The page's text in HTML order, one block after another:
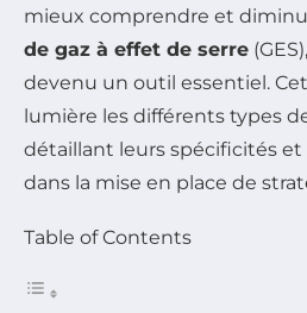
mieux comprendre et
de gaz à effet de serre
devenu un outil essentiel.
lumière les différents types
détaillant leurs spécificités
dans la mise en place de
Table of Contents